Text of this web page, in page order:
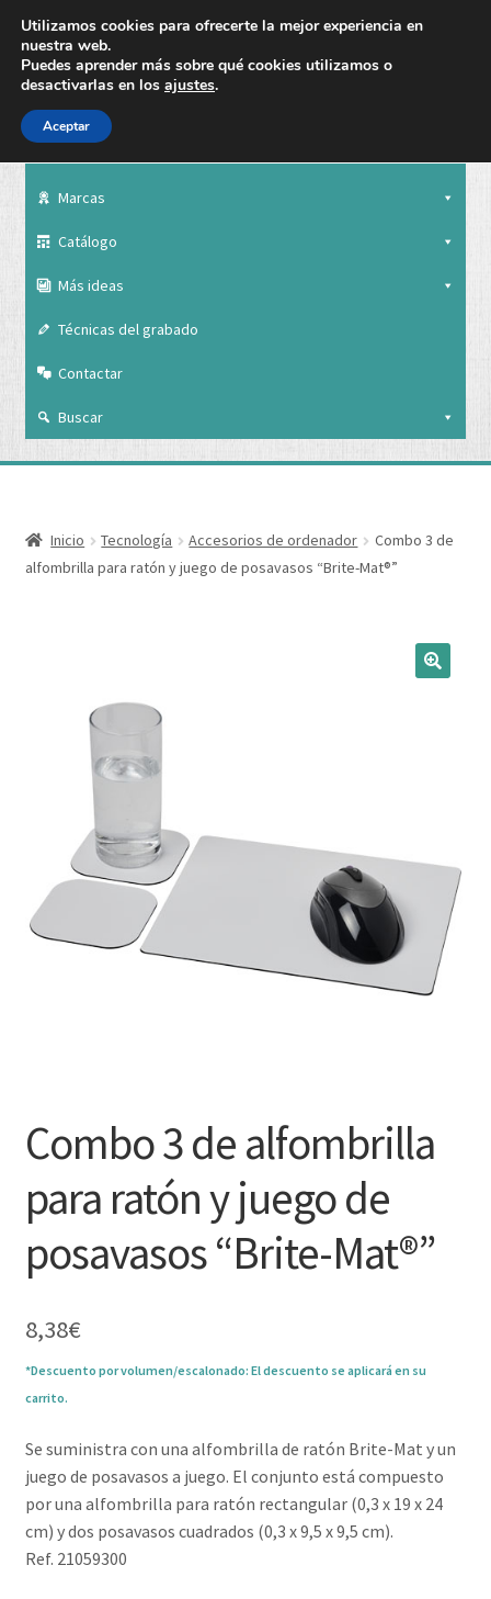
Marcas
Catálogo
Más ideas
Técnicas del grabado
Contactar
Buscar
Nuestra empresa
el
Catálogo
hijo
Contactar
Inicio Tecnología Accesorios de ordenador
Combo 3 de
alfombrilla para ratón y juego de posavasos “Brite-Mat®”
Combo 3 de alfombrilla
para ratón y juego de
posavasos “Brite-Mat®”
8,38€
*Descuento por volumen/escalonado: El descuento se aplicará en su
carrito.
Se suministra con una alfombrilla de ratón Brite-Mat y un
juego de posavasos a juego. El conjunto está compuesto
por una alfombrilla para ratón rectangular (0,3 x 19 x 24
cm) y dos posavasos cuadrados (0,3 x 9,5 x 9,5 cm).
Ref. 21059300
Utilizamos cookies para ofrecerte la mejor experiencia en
nuestra web.
Puedes aprender más sobre qué cookies utilizamos o
desactivarlas en los ajustes.
Aceptar